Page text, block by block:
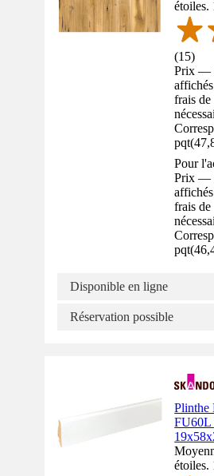
étoiles.
(15)
Prix —
frais de
pqt(
Pour
Prix —
frais de
pqt(
Disponible en ligne
Réservation possible
FU60L
étoiles.